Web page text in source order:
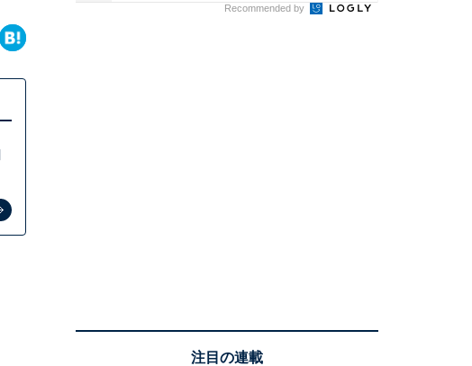
Recommended by
注目の連載